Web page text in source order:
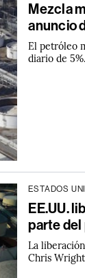
Mezcla
anuncio
El petróleo
diario de 5%.
ESTADOS
EE.UU.
parte del
La
Chris